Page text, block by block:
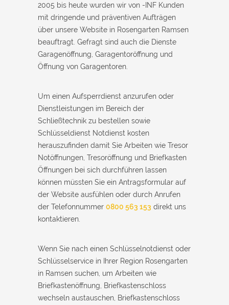
2005 bis heute wurden wir von -INF Kunden
mit dringende und präventiven Aufträgen
über unsere Website in Rosengarten Ramsen
beauftragt. Gefragt sind auch die Dienste
Garagenöffnung, Garagentoröffnung und
Öffnung von Garagentoren.
Um einen Aufsperrdienst anzurufen oder
Dienstleistungen im Bereich der
Schließtechnik zu bestellen sowie
Schlüsseldienst Notdienst kosten
herauszufinden damit Sie Arbeiten wie Tresor
Notöffnungen, Tresoröffnung und Briefkasten
Öffnungen bei sich durchführen lassen
können müssten Sie ein Antragsformular auf
der Website ausfühlen oder durch Anrufen
der Telefonnummer 0800 563 153 direkt uns
kontaktieren.
Wenn Sie nach einen Schlüsselnotdienst oder
Schlüsselservice in Ihrer Region Rosengarten
in Ramsen suchen, um Arbeiten wie
Briefkastenöffnung, Briefkastenschloss
wechseln austauschen, Briefkastenschloss